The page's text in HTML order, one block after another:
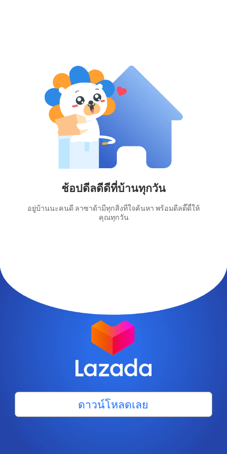
ช้อปดีลดีดีที่บ้านทุกวัน
อยู่บ้านนะคนดี ลาซาด้ามีทุกสิ่งที่ใจค้นหา พร้อมดีลดี๊ดี้ให้
คุณทุกวัน
ดาวน์โหลดเลย